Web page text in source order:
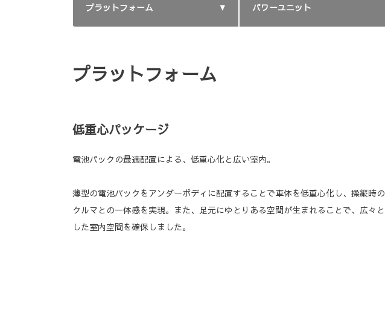
プラットフォーム パワーユニット
プラットフォーム
低重心パッケージ
電池パックの最適配置による、低重心化と広い室内。
薄型の電池パックをアンダーボディに配置することで車体を低重心化し、操縦時の
クルマとの一体感を実現。また、足元にゆとりある空間が生まれることで、広々と
した室内空間を確保しました。